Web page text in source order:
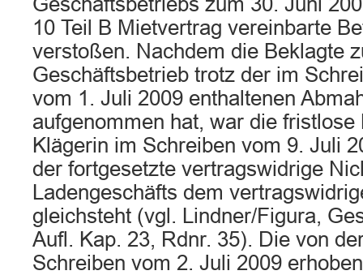
10 Teil B Mietvertrag vereinbarte
verstoßen. Nachdem die Beklagte
Geschäftsbetrieb trotz der im
vom 1. Juli 2009 enthaltenen
aufgenommen hat, war die fristlose
Klägerin im Schreiben vom 9. Juli
der fortgesetzte vertragswidrige
Ladengeschäfts dem
gleichsteht (vgl. Lindner/Figura,
Aufl. Kap. 23, Rdnr. 35). Die von
Schreiben vom 2. Juli 2009